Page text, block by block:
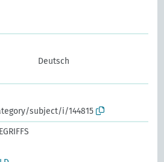
Deutsch
subject/i/144815